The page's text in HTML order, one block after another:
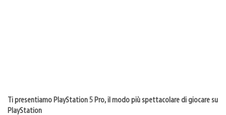
Ti presentiamo PlayStation 5 Pro, il modo più spettacolare di giocare su
PlayStation